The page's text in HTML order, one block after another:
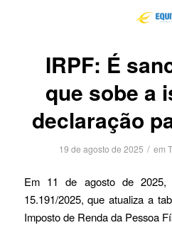
IRPF: É
que sobe a
declaração
19 de agosto de 2025 / em
Em 11 de agosto de
15.191/2025, que atualiza a
Imposto de Renda da Pessoa